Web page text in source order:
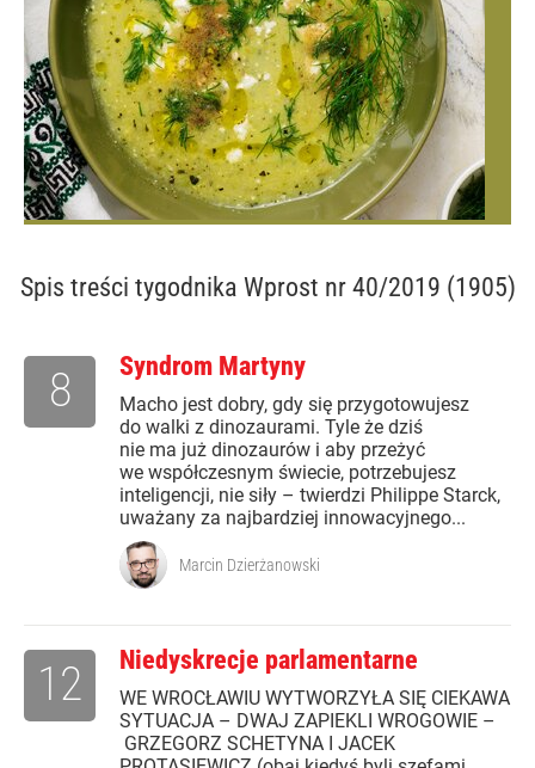
Spis treści tygodnika Wprost nr 40/2019 (1905)
Syndrom Martyny
Macho jest dobry, gdy się przygotowujesz
do walki z dinozaurami. Tyle że dziś
nie ma już dinozaurów i aby przeżyć
we współczesnym świecie, potrzebujesz
inteligencji, nie siły – twierdzi Philippe Starck,
uważany za najbardziej innowacyjnego...
8
Marcin Dzierżanowski
Niedyskrecje parlamentarne
WE WROCŁAWIU WYTWORZYŁA SIĘ CIEKAWA
SYTUACJA – DWAJ ZAPIEKLI WROGOWIE –
GRZEGORZ SCHETYNA I JACEK
12